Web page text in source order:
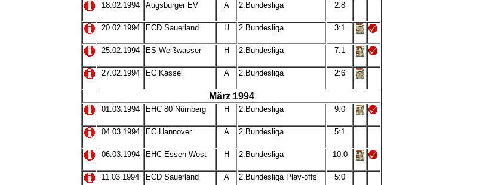
18.02.1994 Augsburger EV A 2.Bundesliga 2:8
20.02.1994 ECD Sauerland H 2.Bundesliga 3:1
25.02.1994 ES Weißwasser H 2.Bundesliga 7:1
27.02.1994 EC Kassel A 2.Bundesliga 2:6
März 1994
01.03.1994 EHC 80 Nürnberg H 2.Bundesliga 9:0
04.03.1994 EC Hannover A 2.Bundesliga 5:1
06.03.1994 EHC Essen-West H 2.Bundesliga 10:0
11.03.1994 ECD Sauerland A 2.Bundesliga Play-offs 5:0